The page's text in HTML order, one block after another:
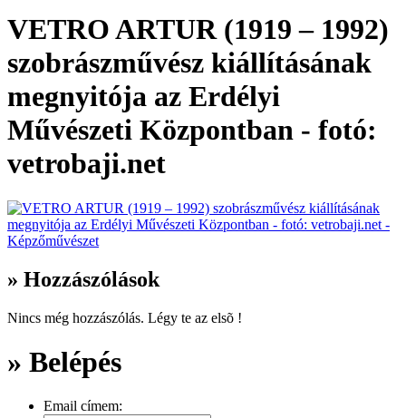
VETRO ARTUR (1919 – 1992)
szobrászművész kiállításának
megnyitója az Erdélyi
Művészeti Központban - fotó:
vetrobaji.net
» Hozzászólások
Nincs még hozzászólás. Légy te az elsõ !
» Belépés
Email címem: